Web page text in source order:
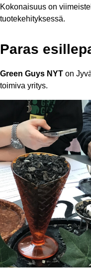
Kokonaisuus on
tuotekehityksessä.
Paras
Green Guys NYT on
toimiva yritys.